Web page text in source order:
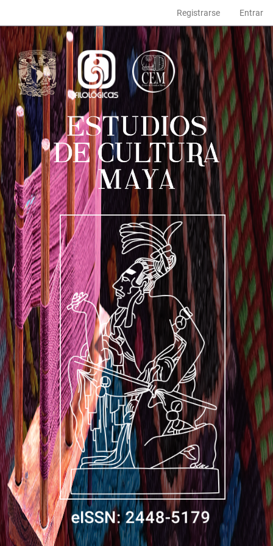
Contenido
principal
Barra
lateral
Registrarse Entrar